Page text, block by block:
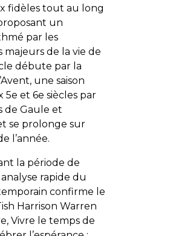
fidèles tout au long
un
par les
majeurs de la vie de
débute par la
une saison
et 6e siècles par
de Gaule et
se prolonge sur
l’année.
la période de
analyse rapide du
confirme le
Harrison Warren
Vivre le temps de